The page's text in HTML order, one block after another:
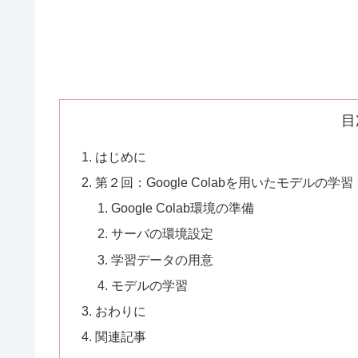
はじめに
第２回：Google Colabを用いたモデルの学習
Google Colab環境の準備
サーバの環境設定
学習データの用意
モデルの学習
おわりに
関連記事